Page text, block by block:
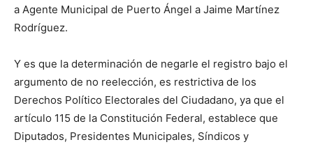
a Agente Municipal de Puerto Ángel a Jaime Martínez
Rodríguez.
Y es que la determinación de negarle el registro bajo el
argumento de no reelección, es restrictiva de los
Derechos Político Electorales del Ciudadano, ya que el
artículo 115 de la Constitución Federal, establece que
Diputados, Presidentes Municipales, Síndicos y